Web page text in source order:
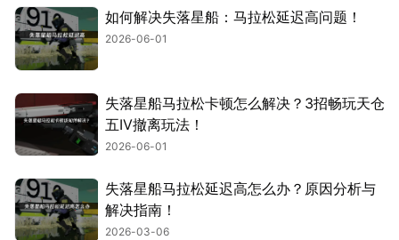
如何解决失落星船：马拉松延迟高问题！
2026-06-01
失落星船马拉松卡顿怎么解决？3招畅玩天仓
五IV撤离玩法！
2026-06-01
失落星船马拉松延迟高怎么办？原因分析与
解决指南！
2026-03-06